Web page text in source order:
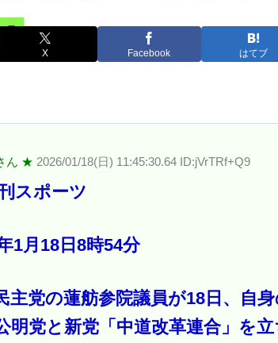
ス
X Facebook はてブ
ん ★ 2026/01/18(日) 11:45:30.64 ID:jVrTRf+Q9
スポーツ
1月18日8時54分
主党の蓮舫参院議員が18日、自
明党と新党「中道改革連合」を